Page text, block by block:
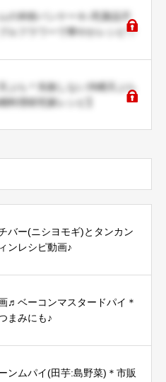
の米粉パンケーキ♪乳製品不
ルフラワーで華やかレシピ♡
ぷら＊失敗しない沖縄天ぷら
料理研究家レシピ】
バー(ニシヨモギ)とタンカン
ンレシピ動画♪
♬ベーコンマスタードパイ＊
まみにも♪
ンムパイ(田芋:島野菜)＊市販